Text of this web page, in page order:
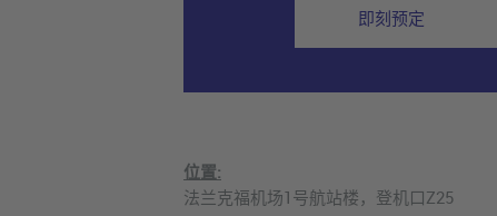
即刻预定
位置:
法兰克福机场1号航站楼，登机口Z25